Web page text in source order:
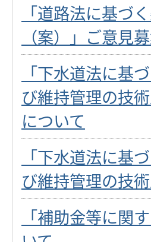
「道路法に基づ
（案）」ご意見
「下水道法に基
び維持管理の技
について
「下水道法に基
び維持管理の技
「補助金等に関